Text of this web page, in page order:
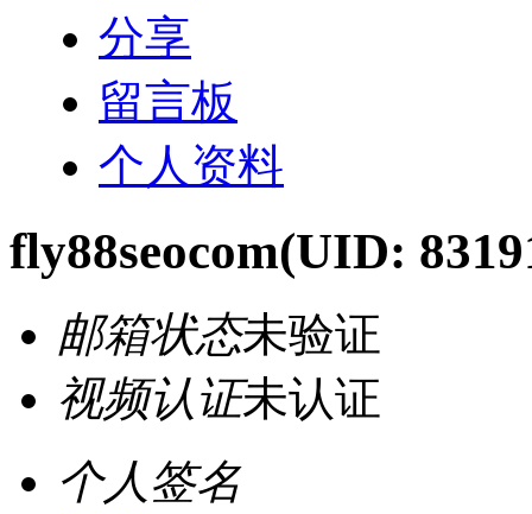
分享
留言板
个人资料
fly88seocom(UID:
邮箱状态未验证
视频认证未认证
个人签名